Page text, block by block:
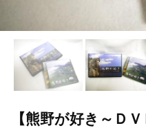
【熊野が好き～Ｄ